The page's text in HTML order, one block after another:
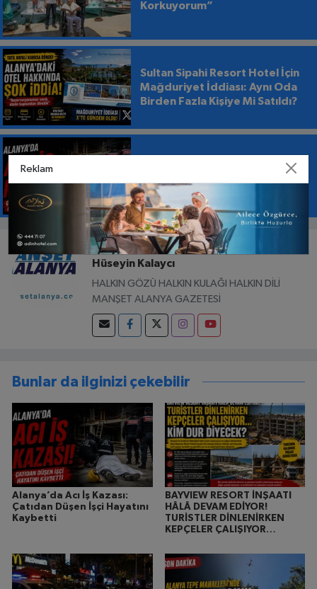
Korkuyorum”
Sultan Sipahi Resort Hotel İçin
Mağduriyet İddiası: Aynı Oda
Birden Fazla Kişiye Mi Satıldı?
Kaybetti
GAZETECI
Hüseyin Kalaycı
HALKIN GÖZÜ HALKIN KULAĞI HALKIN DİLİ
MANŞET ALANYA GAZETESİ
Bunlar da ilginizi çekebilir
Alanya’da Acı İş Kazası:
Çatıdan Düşen İşçi Hayatını
Kaybetti
BAYVIEW RESORT İNŞAATI
HÂLÂ DEVAM EDİYOR!
TURİSTLER DİNLENİRKEN
KEPÇELER ÇALIŞIYOR…
Reklam